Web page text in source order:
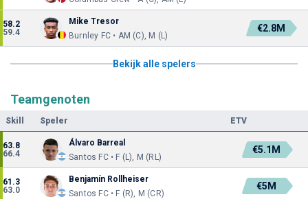
58.2
59.4
Mike Tresor
Burnley FC • AM (C), M (L)
€2.8M
Bekijk alle spelers
Teamgenoten
Skill Speler ETV
63.8
66.4
Álvaro Barreal
Santos FC • F (L), M (RL)
€5.1M
61.3
63.0
Benjamín Rollheiser
Santos FC • F (R), M (CR)
€5M